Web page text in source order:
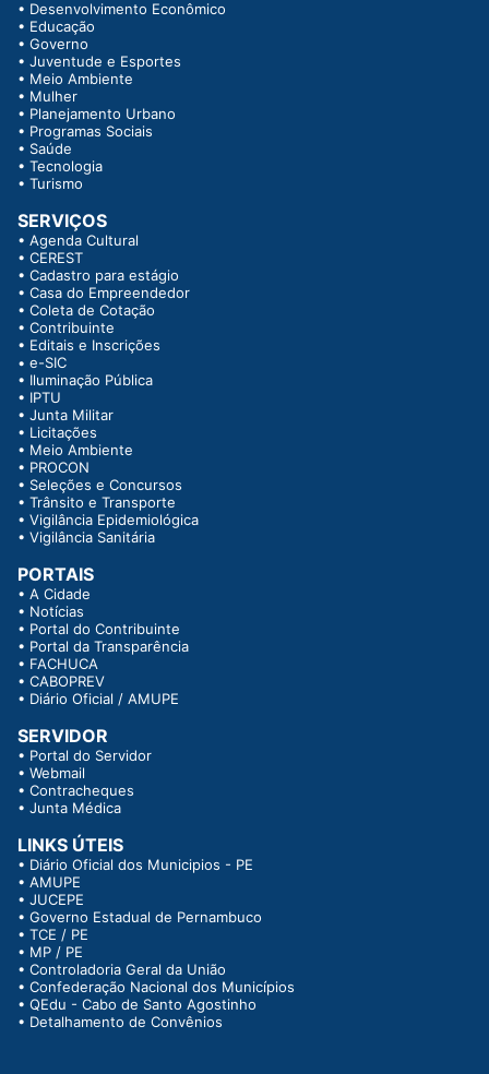
• Desenvolvimento Econômico
• Educação
• Governo
• Juventude e Esportes
• Meio Ambiente
• Mulher
• Planejamento Urbano
• Programas Sociais
• Saúde
• Tecnologia
• Turismo
SERVIÇOS
• Agenda Cultural
• CEREST
• Cadastro para estágio
• Casa do Empreendedor
• Coleta de Cotação
• Contribuinte
• Editais e Inscrições
• e-SIC
• Iluminação Pública
• IPTU
• Junta Militar
• Licitações
• Meio Ambiente
• PROCON
• Seleções e Concursos
• Trânsito e Transporte
• Vigilância Epidemiológica
• Vigilância Sanitária
PORTAIS
• A Cidade
• Notícias
• Portal do Contribuinte
• Portal da Transparência
• FACHUCA
• CABOPREV
• Diário Oficial / AMUPE
SERVIDOR
• Portal do Servidor
• Webmail
• Contracheques
• Junta Médica
LINKS ÚTEIS
• Diário Oficial dos Municipios - PE
• AMUPE
• JUCEPE
• Governo Estadual de Pernambuco
• TCE / PE
• MP / PE
• Controladoria Geral da União
• Confederação Nacional dos Municípios
• QEdu - Cabo de Santo Agostinho
• Detalhamento de Convênios